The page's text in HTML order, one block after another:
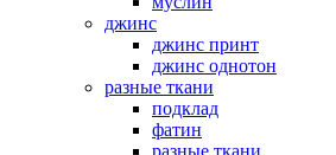
джинс
джинс принт
джинс однотон
разные ткани
подклад
фатин